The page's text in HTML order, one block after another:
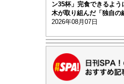
ン35杯」完食できるよ
木が取り組んだ「独自の
2026年08月07日